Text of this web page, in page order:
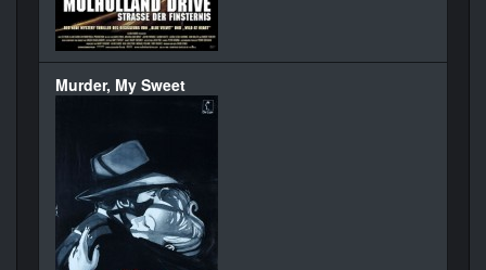
Murder, My Sweet